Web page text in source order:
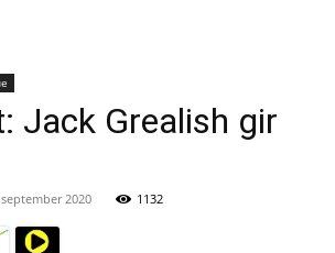
Jack Grealish gir
september 2020 1132